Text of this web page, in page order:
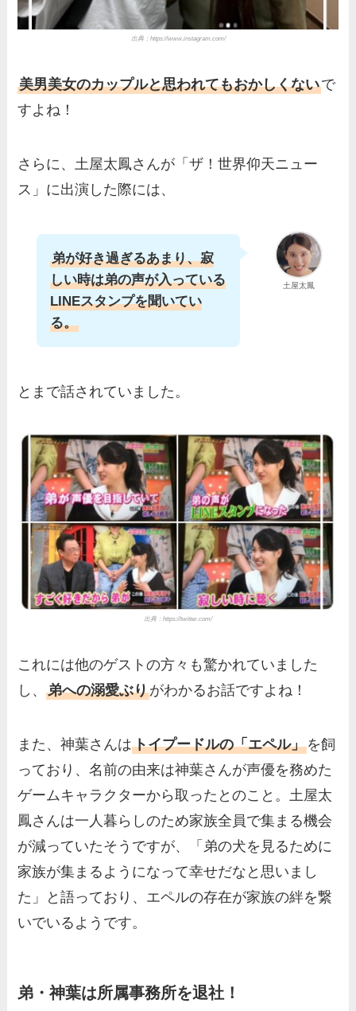
出典： https://www.instagram.com/
美男美女のカップルと思われてもおかしくないで
すよね！
さらに、土屋太鳳さんが「ザ！世界仰天ニュー
ス」に出演した際には、
土屋太鳳
弟が好き過ぎるあまり、寂
しい時は弟の声が入っている
LINEスタンプを聞いてい
る。
とまで話されていました。
出典： https://twitter.com/
これには他のゲストの方々も驚かれていました
し、弟への溺愛ぶりがわかるお話ですよね！
また、神葉さんはトイプードルの「エペル」を飼
っており、名前の由来は神葉さんが声優を務めた
ゲームキャラクターから取ったとのこと。土屋太
鳳さんは一人暮らしのため家族全員で集まる機会
が減っていたそうですが、「弟の犬を見るために
家族が集まるようになって幸せだなと思いまし
た」と語っており、エペルの存在が家族の絆を繋
いでいるようです。
弟・神葉は所属事務所を退社！